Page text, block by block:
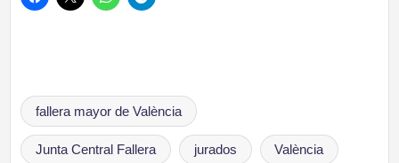
Etiquetas:
fallera mayor de València
Junta Central Fallera jurados València